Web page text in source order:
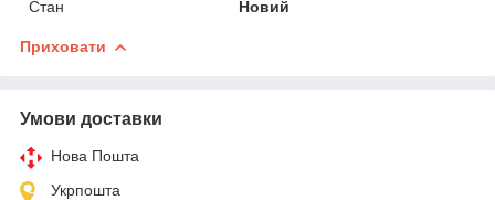
Стан
Новий
Приховати
Умови доставки
Нова Пошта
Укрпошта